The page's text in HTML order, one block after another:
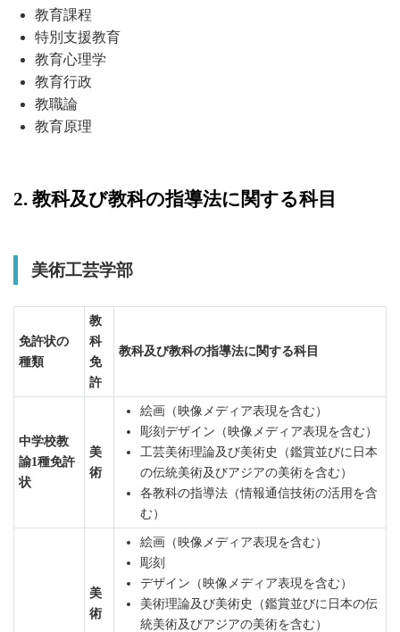
教育課程
特別支援教育
教育心理学
教育行政
教職論
教育原理
2. 教科及び教科の指導法に関する科目
美術工芸学部
免許状の
種類
教
科
免
許
教科及び教科の指導法に関する科目
中学校教
諭1種免許
状
美
術
絵画（映像メディア表現を含む）
彫刻デザイン（映像メディア表現を含む）
工芸美術理論及び美術史（鑑賞並びに日本
の伝統美術及びアジアの美術を含む）
各教科の指導法（情報通信技術の活用を含
む）
美
術
絵画（映像メディア表現を含む）
彫刻
デザイン（映像メディア表現を含む）
美術理論及び美術史（鑑賞並びに日本の伝
統美術及びアジアの美術を含む）